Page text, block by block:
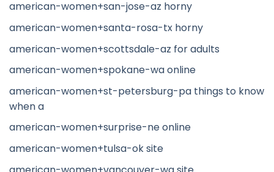
american-women+san-jose-az horny
american-women+santa-rosa-tx horny
american-women+scottsdale-az for adults
american-women+spokane-wa online
american-women+st-petersburg-pa things to know
when a
american-women+surprise-ne online
american-women+tulsa-ok site